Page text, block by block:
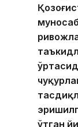
ўтган